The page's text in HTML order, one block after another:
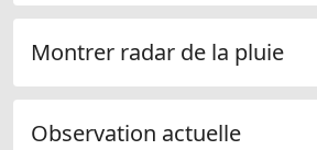
Montrer radar de la pluie
Observation actuelle